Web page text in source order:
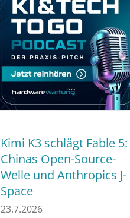
Kimi K3 schlägt Fable 5:
Chinas Open-Source-
Welle und Anthropics J-
Space
23.7.2026